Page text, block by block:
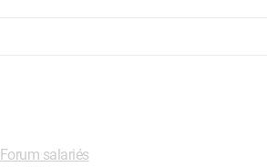
Forum salariés